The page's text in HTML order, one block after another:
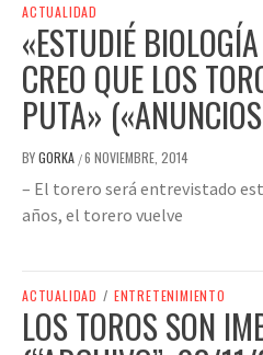
ACTUALIDAD
«ESTUDIÉ
CREO QUE LOS
PUTA»
BYGORKA /6 NOVIEMBRE, 2014
– El torero será entrevistado
años, el torero vuelve
ACTUALIDAD / ENTRETENIMIENTO
LOS TOROS SON